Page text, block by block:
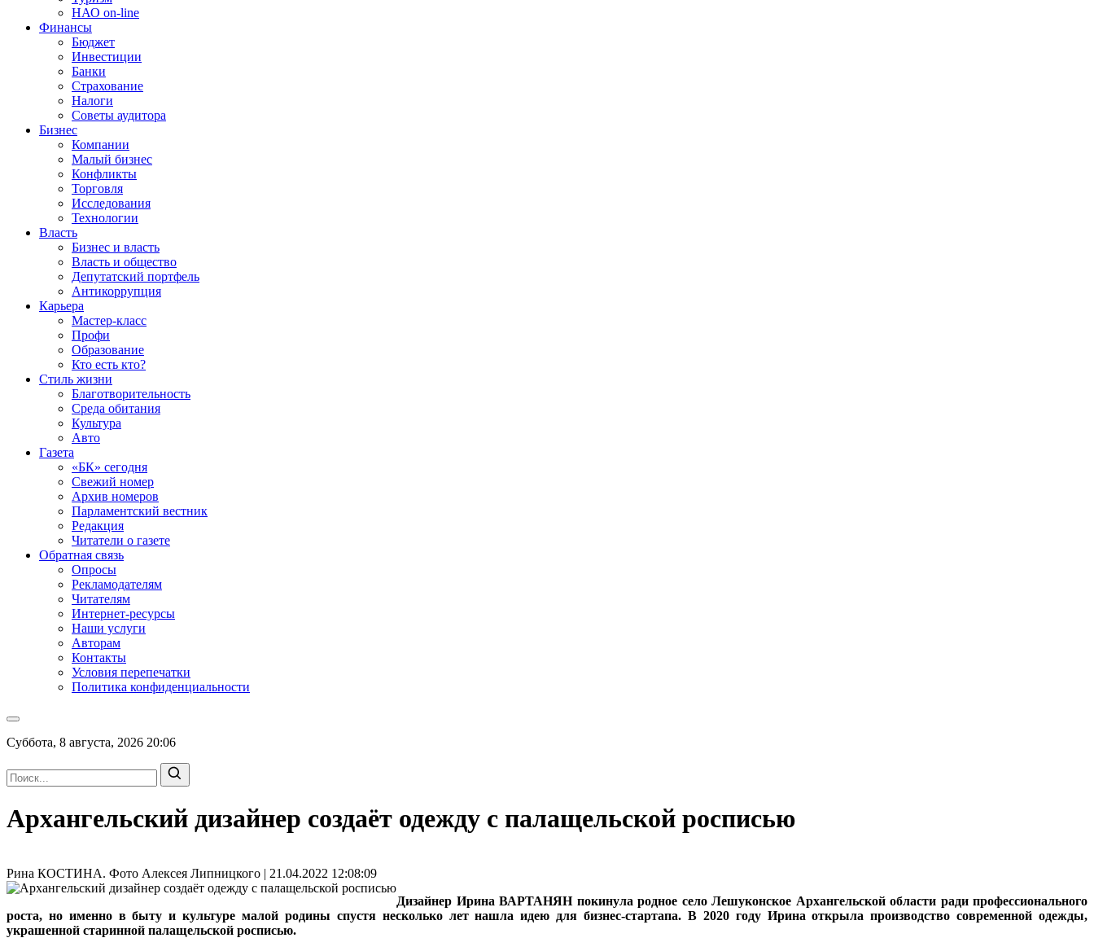
НАО on-line
Финансы
Бюджет
Инвестиции
Банки
Страхование
Налоги
Советы аудитора
Бизнес
Компании
Малый бизнес
Конфликты
Торговля
Исследования
Технологии
Власть
Бизнес и власть
Власть и общество
Депутатский портфель
Антикоррупция
Карьера
Мастер-класс
Профи
Образование
Кто есть кто?
Стиль жизни
Благотворительность
Среда обитания
Культура
Авто
Газета
«БК» сегодня
Свежий номер
Архив номеров
Парламентский вестник
Редакция
Читатели о газете
Обратная связь
Опросы
Рекламодателям
Читателям
Интернет-ресурсы
Наши услуги
Авторам
Контакты
Условия перепечатки
Политика конфиденциальности
Суббота, 8 августа, 2026 20:06
Архангельский дизайнер создаёт одежду с палащельской росписью
Рина КОСТИНА. Фото Алексея Липницкого | 21.04.2022 12:08:09
Дизайнер Ирина ВАРТАНЯН покинула родное село Лешуконское Архангельской области ради профессионального
роста, но именно в быту и культуре малой родины спустя несколько лет нашла идею для бизнес-стартапа. В 2020 году Ирина открыла производство современной одежды,
украшенной старинной палащельской росписью.